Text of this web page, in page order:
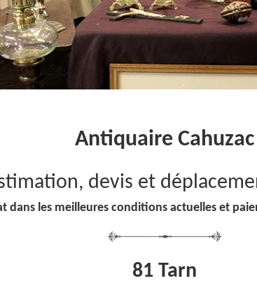
Antiquaire Cahuzac
devis et
dans les meilleures conditions actuelles et
81 Tarn